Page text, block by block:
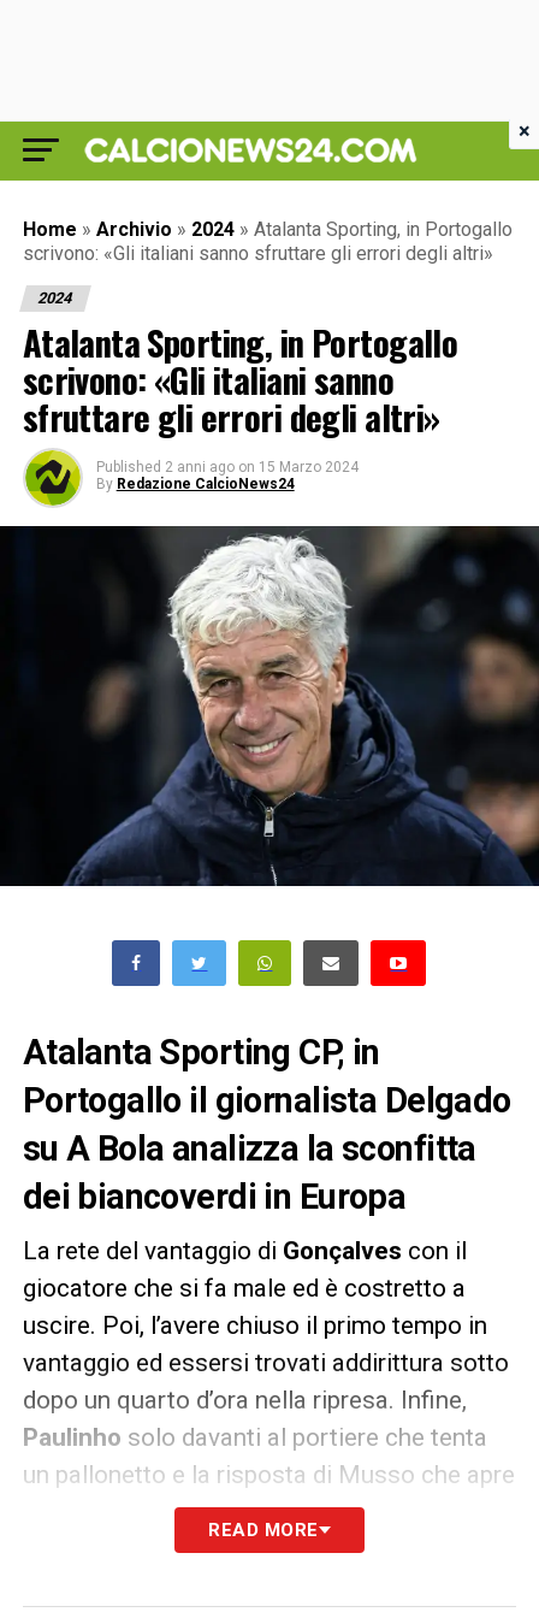
Home » Archivio » 2024 » Atalanta Sporting, in Portogallo
scrivono: «Gli italiani sanno sfruttare gli errori degli altri»
2024
Atalanta Sporting, in Portogallo
scrivono: «Gli italiani sanno
sfruttare gli errori degli altri»
Published 2 anni ago on 15 Marzo 2024
By Redazione CalcioNews24
Atalanta Sporting CP, in
Portogallo il giornalista Delgado
su A Bola analizza la sconfitta
dei biancoverdi in Europa
La rete del vantaggio di Gonçalves con il
giocatore che si fa male ed è costretto a
uscire. Poi, l’avere chiuso il primo tempo in
vantaggio ed essersi trovati addirittura sotto
dopo un quarto d’ora nella ripresa. Infine,
Paulinho solo davanti al portiere che tenta
un pallonetto e la risposta di Musso che apre
le braccia e non fa passare la sfera.
non è banale. Il giornalista José Manuel
READ MORE
×